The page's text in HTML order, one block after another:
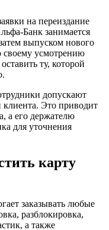
на переиздание
Банк занимается
выпуском нового
своему усмотрению
ту, которой
допускают
Это приводит
а его держателю
для уточнения
карту
заказывать любые
разблокировка,
а также